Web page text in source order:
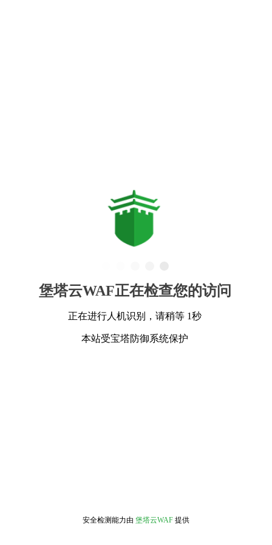
堡塔云WAF正在检查您的访问
正在进行人机识别，请稍等 1秒
本站受宝塔防御系统保护
安全检测能力由 堡塔云WAF 提供